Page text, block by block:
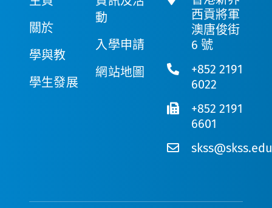
關於
學與教
學生發展
動
入學申請
網站地圖
西貢將軍
澳唐俊街
6 號
+852 2191
6022
+852 2191
6601